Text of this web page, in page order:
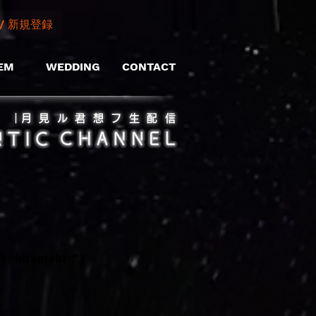
新規登録
WEDDING CONTACT
​｜月見ル君想フ生配信